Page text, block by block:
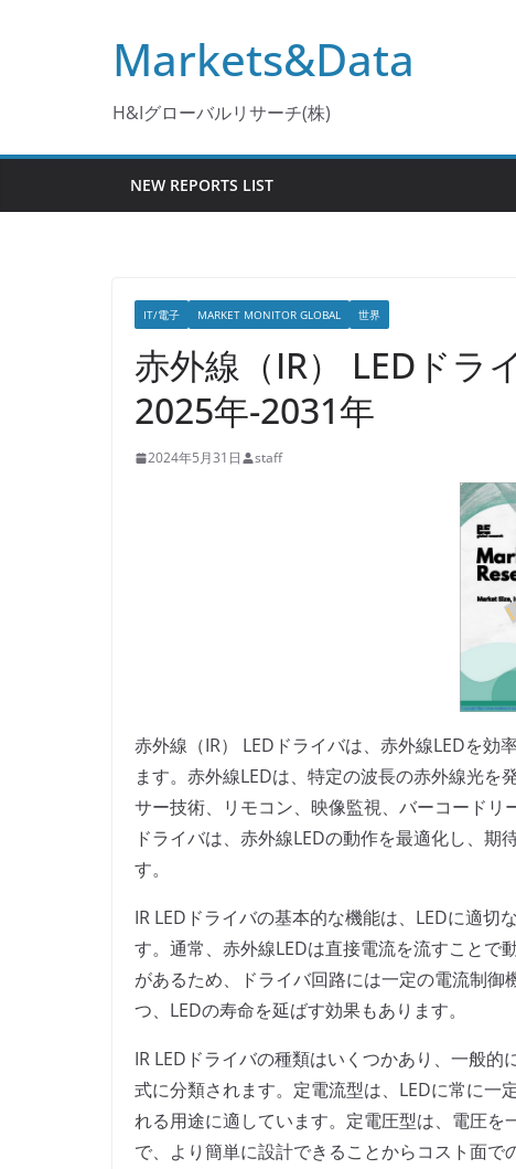
Markets&Data
H&Iグローバルリサーチ(株)
NEW REPORTS LIST
IT/電子 MARKET MONITOR GLOBAL 世界
赤外線（IR） LEDドラ
2025年-2031年
2024年5月31日 staff
赤外線（IR） LEDドライバは、赤外線LEDを
ます。赤外線LEDは、特定の波長の赤外線光
サー技術、リモコン、映像監視、バーコードリ
ドライバは、赤外線LEDの動作を最適化し、
す。
IR LEDドライバの基本的な機能は、LEDに適
す。通常、赤外線LEDは直接電流を流すことで
があるため、ドライバ回路には一定の電流制
つ、LEDの寿命を延ばす効果もあります。
IR LEDドライバの種類はいくつかあり、一般
式に分類されます。定電流型は、LEDに常に一
れる用途に適しています。定電圧型は、電圧
で、より簡単に設計できることからコスト面で